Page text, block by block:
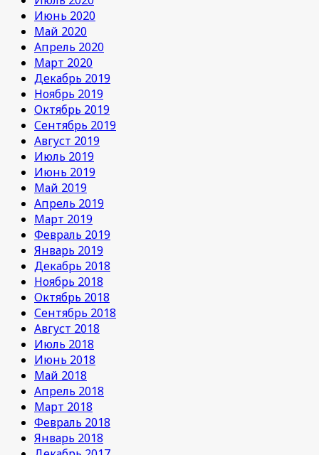
Июнь 2020
Май 2020
Апрель 2020
Март 2020
Декабрь 2019
Ноябрь 2019
Октябрь 2019
Сентябрь 2019
Август 2019
Июль 2019
Июнь 2019
Май 2019
Апрель 2019
Март 2019
Февраль 2019
Январь 2019
Декабрь 2018
Ноябрь 2018
Октябрь 2018
Сентябрь 2018
Август 2018
Июль 2018
Июнь 2018
Май 2018
Апрель 2018
Март 2018
Февраль 2018
Январь 2018